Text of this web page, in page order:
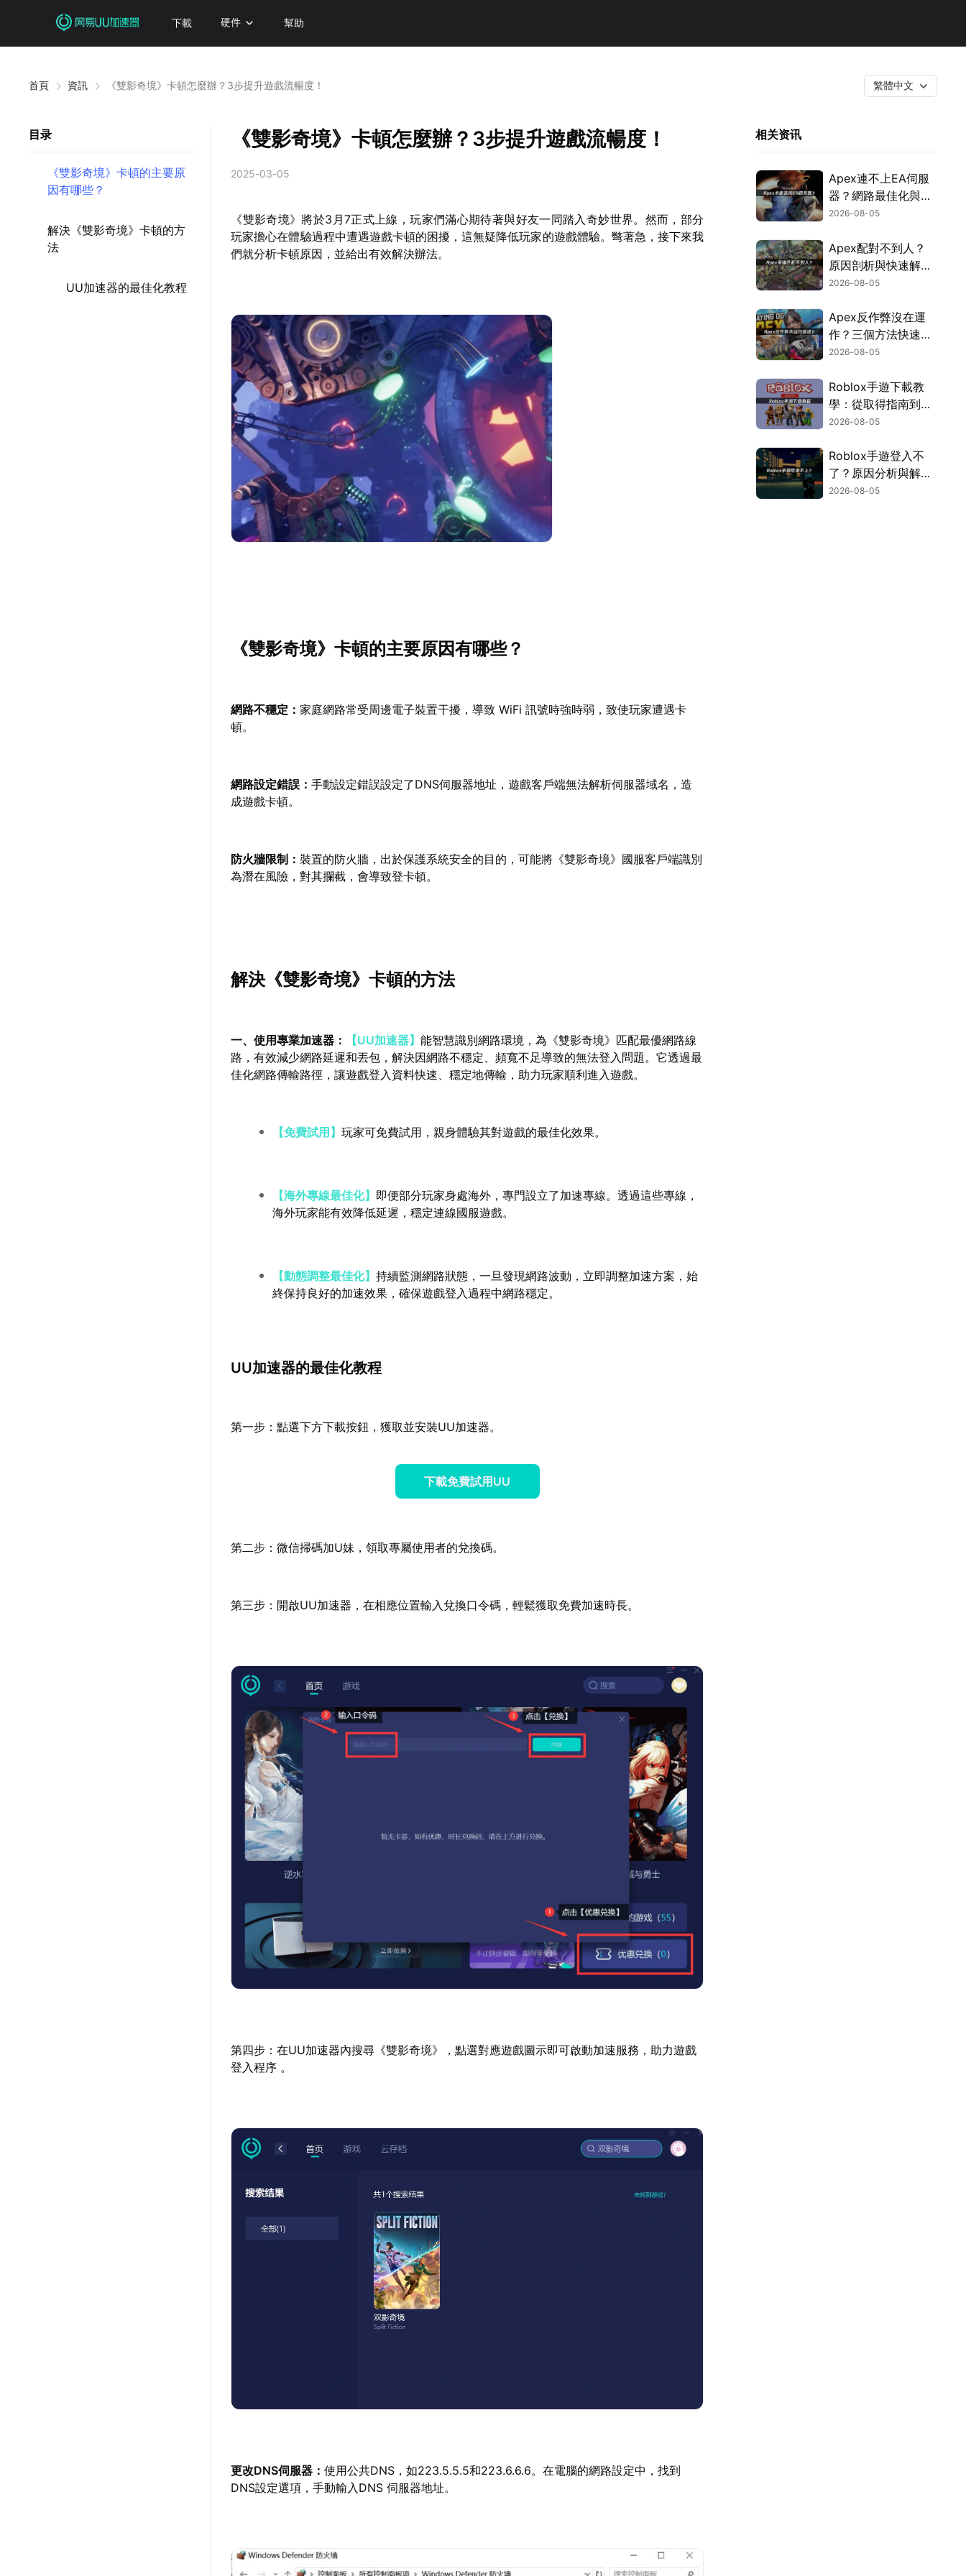
下載 硬件 幫助
首頁 資訊 《雙影奇境》卡頓怎麼辦？3步提升遊戲流暢度！ 繁體中文
目录
《雙影奇境》卡頓的主要原
因有哪些？
解決《雙影奇境》卡頓的方
法
UU加速器的最佳化教程
《雙影奇境》卡頓怎麼辦？3步提升遊戲流暢度！
2025-03-05
《雙影奇境》將於3月7正式上線，玩家們滿心期待著與好友一同踏入奇妙世界。然而，部分
玩家擔心在體驗過程中遭遇遊戲卡頓的困擾，這無疑降低玩家的遊戲體驗。彆著急，接下來我
們就分析卡頓原因，並給出有效解決辦法。
《雙影奇境》卡頓的主要原因有哪些？
網路不穩定：家庭網路常受周邊電子裝置干擾，導致 WiFi 訊號時強時弱，致使玩家遭遇卡
頓。
網路設定錯誤：手動設定錯誤設定了DNS伺服器地址，遊戲客戶端無法解析伺服器域名，造
成遊戲卡頓。
防火牆限制： 裝置的防火牆，出於保護系統安全的目的，可能將《雙影奇境》國服客戶端識別
為潛在風險，對其攔截，會導致登卡頓。
解決《雙影奇境》卡頓的方法
一、使用專業加速器： 【UU加速器】能智慧識別網路環境，為《雙影奇境》匹配最優網路線
路，有效減少網路延遲和丟包，解決因網路不穩定、頻寬不足導致的無法登入問題。它透過最
佳化網路傳輸路徑，讓遊戲登入資料快速、穩定地傳輸，助力玩家順利進入遊戲。
【免費試用】玩家可免費試用，親身體驗其對遊戲的最佳化效果。
【海外專線最佳化】 即便部分玩家身處海外，專門設立了加速專線。透過這些專線，
海外玩家能有效降低延遲，穩定連線國服遊戲。
【動態調整最佳化】持續監測網路狀態，一旦發現網路波動，立即調整加速方案，始
終保持良好的加速效果，確保遊戲登入過程中網路穩定。
UU加速器的最佳化教程
第一步：點選下方下載按鈕，獲取並安裝UU加速器。
下載免費試用UU
第二步：微信掃碼加U妹，領取專屬使用者的兌換碼。
第三步：開啟UU加速器，在相應位置輸入兌換口令碼，輕鬆獲取免費加速時長。
第四步：在UU加速器內搜尋《雙影奇境》，點選對應遊戲圖示即可啟動加速服務，助力遊戲
登入程序 。
更改DNS伺服器：使用公共DNS，如223.5.5.5和223.6.6.6。在電腦的網路設定中，找到
DNS設定選項，手動輸入DNS 伺服器地址。
相关资讯
Apex連不上EA伺服
器？網路最佳化與疑
難排解全攻略！
2026-08-05
Apex配對不到人？
原因剖析與快速解決
方式！
2026-08-05
Apex反作弊沒在運
作？三個方法快速解
決！
2026-08-05
Roblox手遊下載教
學：從取得指南到登
入疑難排解！
2026-08-05
Roblox手遊登入不
了？原因分析與解決
方案！
2026-08-05